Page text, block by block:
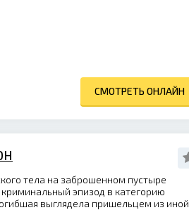
СМОТРЕТЬ ОНЛАЙН
тела на заброшенном пустыре
эпизод в категорию
выглядела пришельцем из иной